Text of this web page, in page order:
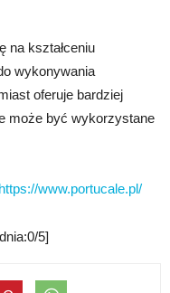
na kształceniu
wykonywania
oferuje bardziej
może być wykorzystane
https://www.portucale.pl/
5]